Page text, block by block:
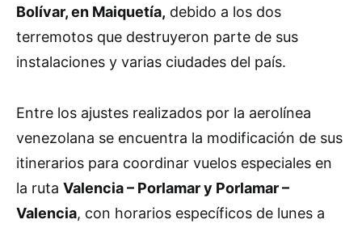
Bolívar, en Maiquetía, debido a los dos
terremotos que destruyeron parte de sus
instalaciones y varias ciudades del país.
Entre los ajustes realizados por la aerolínea
venezolana se encuentra la modificación de sus
itinerarios para coordinar vuelos especiales en
la ruta Valencia – Porlamar y Porlamar –
Valencia, con horarios específicos de lunes a